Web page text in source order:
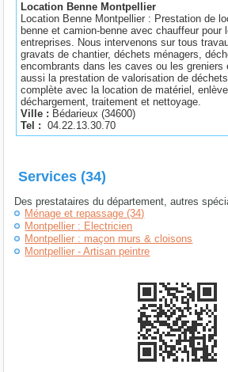
Location Benne Montpellier
Location Benne Montpellier : Prestation de
benne et camion-benne avec chauffeur pour
entreprises. Nous intervenons sur tous
gravats de chantier, déchets ménagers,
encombrants dans les caves ou les greniers
aussi la prestation de valorisation de
complète avec la location de matériel,
déchargement, traitement et nettoyage.
Ville : Bédarieux(34600)
Tel :
04.22.13.30.70
Services (34)
Des prestataires du département, autres
Ménage et repassage (34)
Montpellier : Electricien
Montpellier : maçon murs & cloisons
Montpellier - Artisan peintre